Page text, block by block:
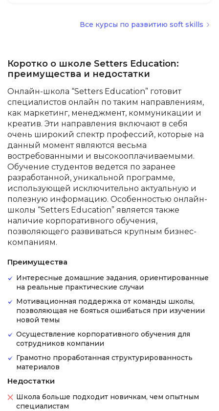
Все курсы по развитию soft skills
Коротко о школе Setters Education:
преимущества и недостатки
Онлайн-школа “Setters Education” готовит
специалистов онлайн по таким направлениям,
как маркетинг, менеджмент, коммуникации и
креатив. Эти направления включают в себя
очень широкий спектр профессий, которые на
данный момент являются весьма
востребованными и высокооплачиваемыми.
Обучение студентов ведется по заранее
разработанной, уникальной программе,
использующей исключительно актуальную и
полезную информацию. Особенностью онлайн-
школы “Setters Education” является также
наличие корпоративного обучения,
позволяющего развиваться крупным бизнес-
компаниям.
Преимущества
Интересные домашние задания, ориентированные
на реальные практические случаи
Мотивационная поддержка от команды школы,
позволяющая не бояться ошибаться при изучении
новой темы
Осуществление корпоративного обучения для
сотрудников компании
Грамотно проработанная структурированность
материалов
Недостатки
Школа больше подходит новичкам, чем опытным
специалистам